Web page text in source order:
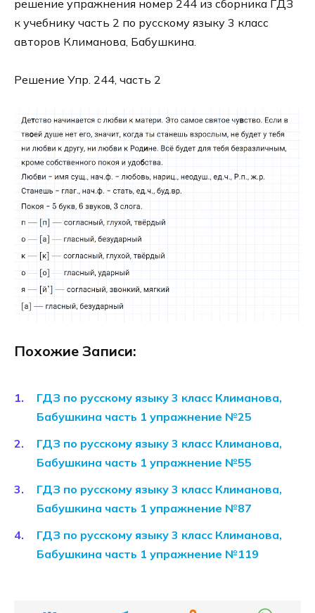
решение упражнения номер 244 из сборника ГДЗ
к учебнику часть 2 по русскому языку 3 класс
авторов Климанова, Бабушкина.
Решение Упр. 244, часть 2
Похожие Записи:
ГДЗ по русскому языку 3 класс Климанова,
Бабушкина часть 1 упражнение №25
ГДЗ по русскому языку 3 класс Климанова,
Бабушкина часть 1 упражнение №55
ГДЗ по русскому языку 3 класс Климанова,
Бабушкина часть 1 упражнение №87
ГДЗ по русскому языку 3 класс Климанова,
Бабушкина часть 1 упражнение №119